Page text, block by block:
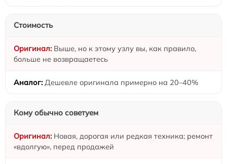
Стоимость
Выше, но к этому узлу вы, как правило,
больше не возвращаетесь
Дешевле оригинала примерно на 20–40%
Кому обычно советуем
Новая, дорогая или редкая техника; ремонт
«вдолгую», перед продажей